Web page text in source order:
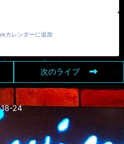
カレンダーに追加
次のライブ
24